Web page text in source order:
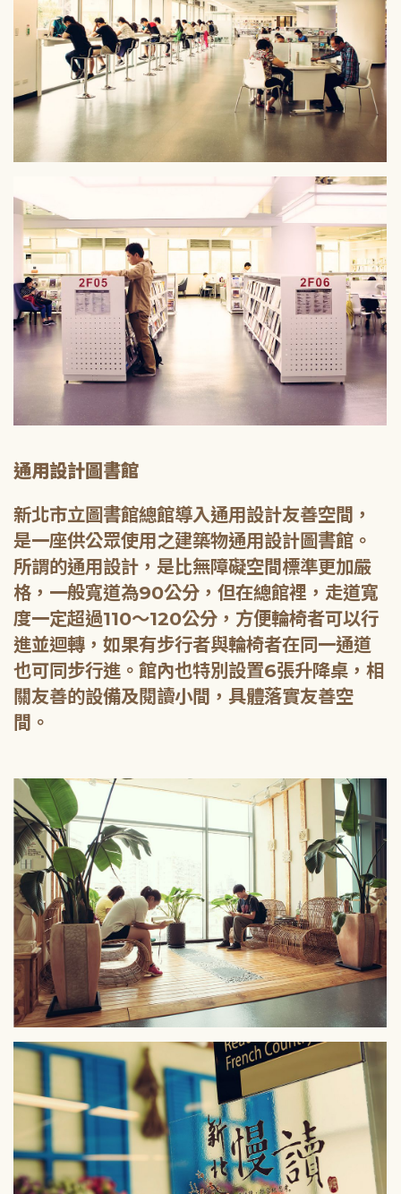
通用設計圖書館
新北市立圖書館總館導入通用設計友善空間，
是一座供公眾使用之建築物通用設計圖書館。
所謂的通用設計，是比無障礙空間標準更加嚴
格，一般寬道為90公分，但在總館裡，走道寬
度一定超過110～120公分，方便輪椅者可以行
進並迴轉，如果有步行者與輪椅者在同一通道
也可同步行進。館內也特別設置6張升降桌，相
關友善的設備及閱讀小間，具體落實友善空
間。